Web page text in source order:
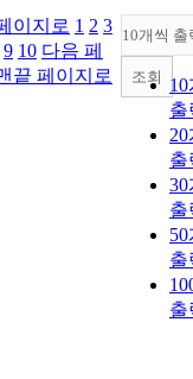
10개씩 출
출
20
출
30
출
출
출
조회
이지로 1 2 3
9 10 다음 페
끝 페이지로